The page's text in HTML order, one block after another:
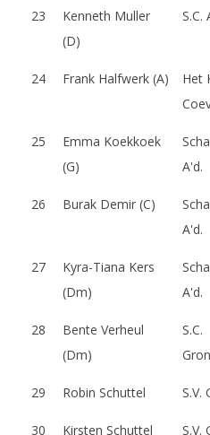
23
Kenneth Muller
(D)
S.C.
24 Frank Halfwerk (A)
Het
25
Emma Koekkoek
(G)
A'd.
26 Burak Demir (C)
A'd.
27
Kyra-Tiana Kers
(Dm)
A'd.
28
Bente Verheul
(Dm)
S.C.
29 Robin Schuttel S.V.
30 Kirsten Schuttel S.V.